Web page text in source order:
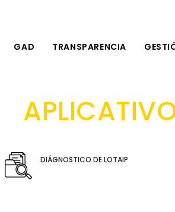
GAD TRANSPARENCIA
DIÁGNOSTICO DE LOTAIP